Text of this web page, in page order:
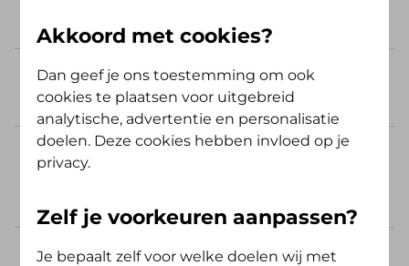
Kan ik een betalingsregeling
treffen?
van mijn betalingsregeling niet op
Ik wil een betalingsregeling, maar
Akkoord met cookies?
Dan geef je ons toestemming om ook
cookies te plaatsen voor uitgebreid
analytische, advertentie en personalisatie
doelen. Deze cookies hebben invloed op je
privacy.
Zelf je voorkeuren aanpassen?
Je bepaalt zelf voor welke doelen wij met